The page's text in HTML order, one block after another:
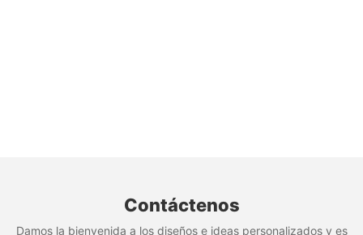
Contáctenos
Damos la bienvenida a los diseños e ideas personalizados y es